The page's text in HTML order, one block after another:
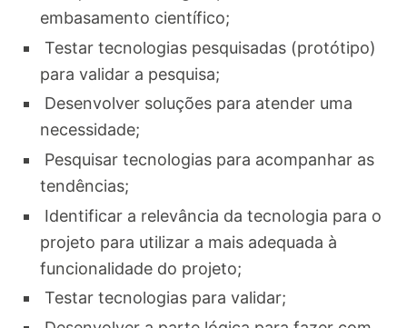
embasamento científico;
Testar tecnologias pesquisadas (protótipo)
para validar a pesquisa;
Desenvolver soluções para atender uma
necessidade;
Pesquisar tecnologias para acompanhar as
tendências;
Identificar a relevância da tecnologia para o
projeto para utilizar a mais adequada à
funcionalidade do projeto;
Testar tecnologias para validar;